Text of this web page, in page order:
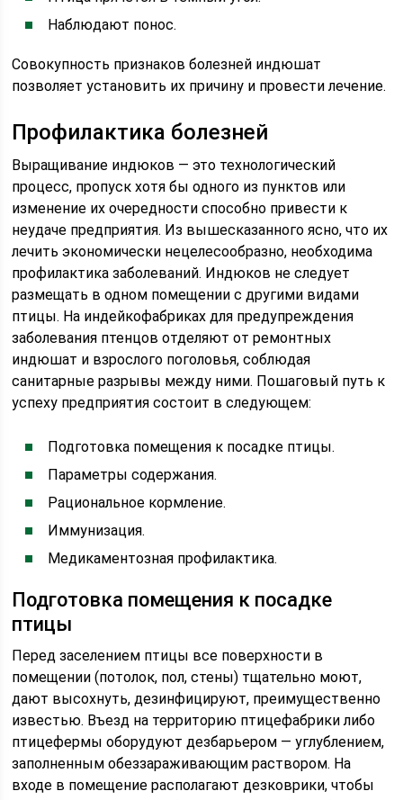
Наблюдают понос.
Совокупность признаков болезней индюшат
позволяет установить их причину и провести лечение.
Профилактика болезней
Выращивание индюков — это технологический
процесс, пропуск хотя бы одного из пунктов или
изменение их очередности способно привести к
неудаче предприятия. Из вышесказанного ясно, что их
лечить экономически нецелесообразно, необходима
профилактика заболеваний. Индюков не следует
размещать в одном помещении с другими видами
птицы. На индейкофабриках для предупреждения
заболевания птенцов отделяют от ремонтных
индюшат и взрослого поголовья, соблюдая
санитарные разрывы между ними. Пошаговый путь к
успеху предприятия состоит в следующем:
Подготовка помещения к посадке птицы.
Параметры содержания.
Рациональное кормление.
Иммунизация.
Медикаментозная профилактика.
Подготовка помещения к посадке
птицы
Перед заселением птицы все поверхности в
помещении (потолок, пол, стены) тщательно моют,
дают высохнуть, дезинфицируют, преимущественно
известью. Въезд на территорию птицефабрики либо
птицефермы оборудуют дезбарьером — углублением,
заполненным обеззараживающим раствором. На
входе в помещение располагают дезковрики, чтобы